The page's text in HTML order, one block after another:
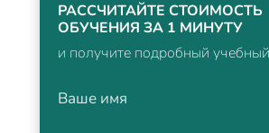
РАССЧИТАЙТЕ СТОИМОСТЬ
ОБУЧЕНИЯ ЗА 1 МИНУТУ
и получите подробный
Ваше имя